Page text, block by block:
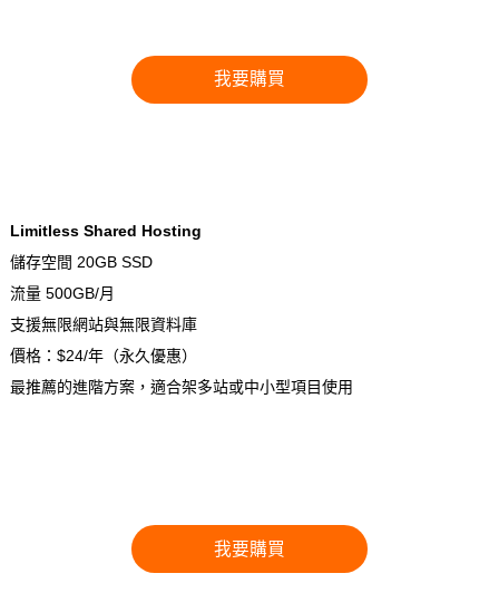
我要購買
Limitless Shared Hosting
儲存空間 20GB SSD
流量 500GB/月
支援無限網站與無限資料庫
價格：$24/年（永久優惠）
最推薦的進階方案，適合架多站或中小型項目使用
我要購買